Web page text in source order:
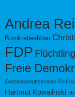
Andrea
Bürokratieabbau
FDP
Freie
Gemeinschaftsschule
Hartmut Kowalinski